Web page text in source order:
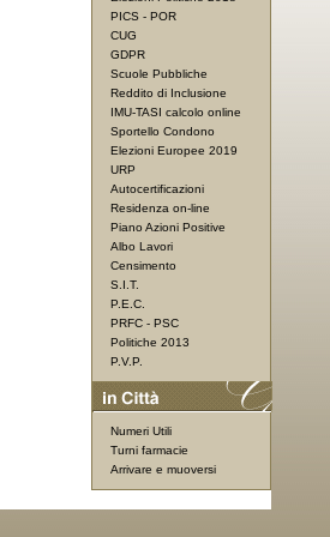
PICS - POR
CUG
GDPR
Scuole Pubbliche
Reddito di Inclusione
IMU-TASI calcolo online
Sportello Condono
Elezioni Europee 2019
URP
Autocertificazioni
Residenza on-line
Piano Azioni Positive
Albo Lavori
Censimento
S.I.T.
P.E.C.
PRFC - PSC
Politiche 2013
P.V.P.
Numeri Utili
Turni farmacie
Arrivare e muoversi